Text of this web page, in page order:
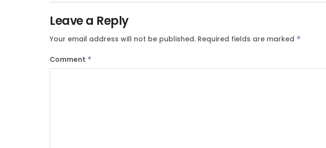
Leave a Reply
Your email address will not be published. Required fields are marked *
Comment *